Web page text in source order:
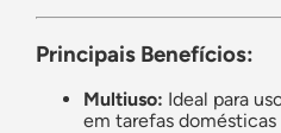
Principais Benefícios:
Multiuso: Ideal para
em tarefas domésticas